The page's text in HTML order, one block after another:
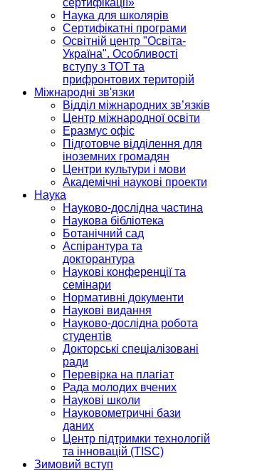
сертифікації»
Наука для школярів
Сертифікатні програми
Освітній центр "Освіта-
Україна". Особливості
вступу з ТОТ та
прифронтових територій
Міжнародні зв'язки
Відділ міжнародних зв’язків
Центр міжнародної освіти
Еразмус офіс
Підготовче відділення для
іноземних громадян
Центри культури і мови
Академічні наукові проекти
Наука
Науково-дослідна частина
Наукова бібліотека
Ботанічний сад
Аспірантура та
докторантура
Наукові конференції та
семінари
Нормативні документи
Наукові видання
Науково-дослідна робота
студентів
Докторські спеціалізовані
ради
Перевірка на плагіат
Рада молодих вчених
Наукові школи
Науковометричні бази
даних
Центр підтримки технологій
та інновацій (TISC)
Зимовий вступ